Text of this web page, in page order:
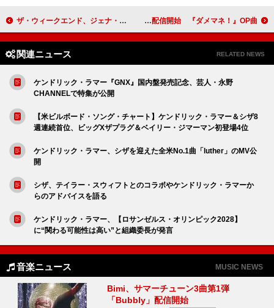
ザ・ウィークエンド、ジェナ・オルテガと共演する「Drive」MV公開 IVE、初ドラマタイアップの日本オリジナル新曲「DARE ME」配信開始 『ダメマネ！』OP曲
関連ニュース RELATED NEWS
ケンドリック・ラマー『GNX』国内盤発売記念、芸人・永野
CHANNELで特集が公開
【米ビルボード・ソング・チャート】ケンドリック・ラマー＆シザ8
週連続首位、ビッグXザプラグ＆ベイリー・ジマーマン初登場4位
ケンドリック・ラマー、シザを迎えた全米No.1曲「luther」のMV公
開
シザ、テイラー・スウィフトとのコラボやケンドリック・ラマーか
らのアドバイスを語る
ケンドリック・ラマー、【ロサンゼルス・オリンピック2028】
に“関わる可能性は高い”と組織委長が発言
音楽ニュース MUSIC NEWS
Bimi、サマーチューン3曲第1弾
「Bubbly」配信開始